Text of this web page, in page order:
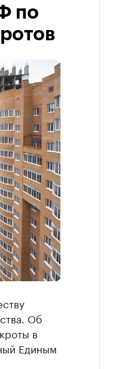
по
Об
в
Единым